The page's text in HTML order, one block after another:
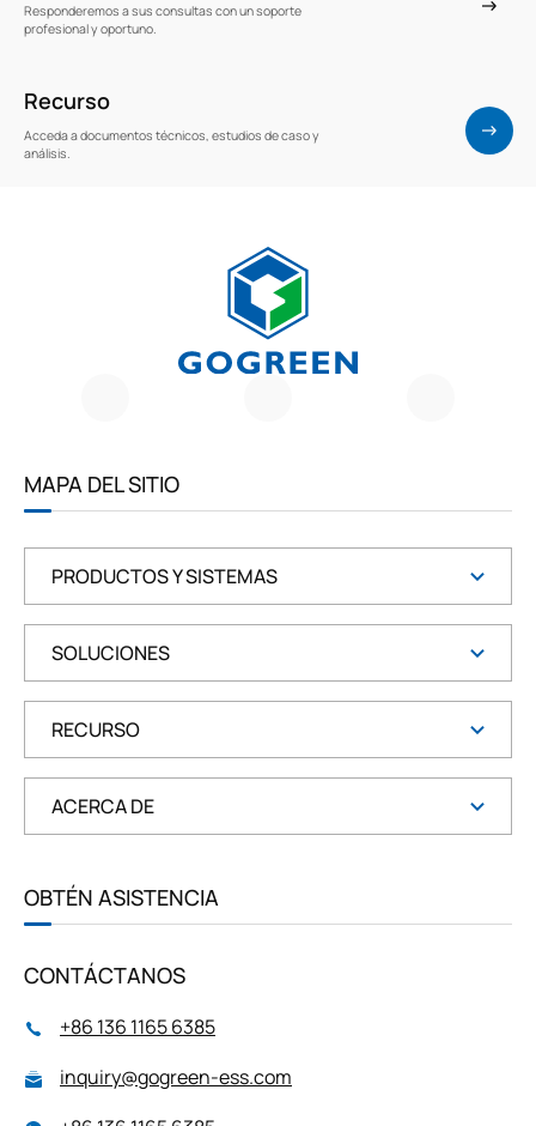
Responderemos a sus consultas con un soporte
profesional y oportuno.
Recurso
Acceda a documentos técnicos, estudios de caso y
análisis.
N
MAPA DEL SITIO
PRODUCTOS Y SISTEMAS
SOLUCIONES
RECURSO
ACERCA DE
OBTÉN ASISTENCIA
CONTÁCTANOS
+86 136 1165 6385
inquiry@gogreen-ess.com